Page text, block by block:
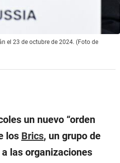
el 23 de octubre de 2024. (Foto de
un nuevo “orden
los Brics, un grupo de
las organizaciones